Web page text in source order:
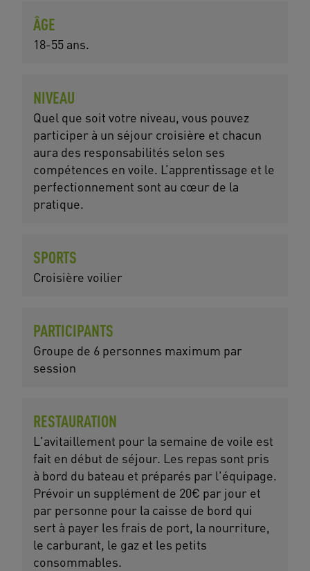
ÂGE
18-55 ans.
NIVEAU
Quel que soit votre niveau, vous pouvez
participer à un séjour croisière et chacun
aura des responsabilités selon ses
compétences en voile. L’apprentissage et le
perfectionnement sont au cœur de la
pratique.
SPORTS
Croisière voilier
PARTICIPANTS
Groupe de 6 personnes maximum par
session
RESTAURATION
L'avitaillement pour la semaine de voile est
fait en début de séjour. Les repas sont pris
à bord du bateau et préparés par l'équipage.
Prévoir un supplément de 20€ par jour et
par personne pour la caisse de bord qui
sert à payer les frais de port, la nourriture,
le carburant, le gaz et les petits
consommables.